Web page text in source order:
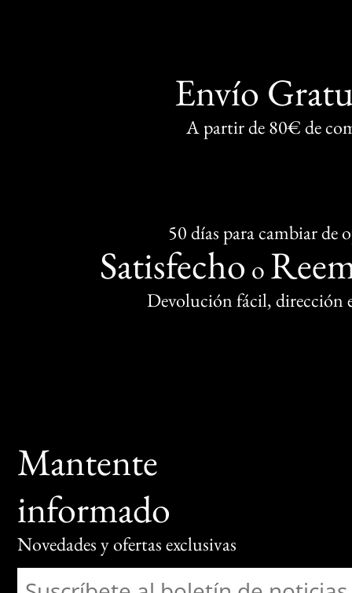
Envío
A partir de 80€ de
50 días para cambiar de
Satisfecho o
Devolución fácil, dirección
Mantente
informado
Novedades y ofertas exclusivas